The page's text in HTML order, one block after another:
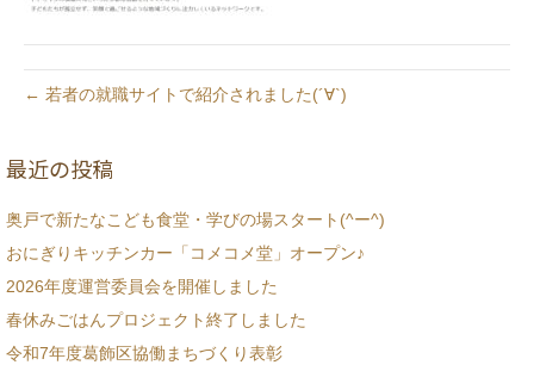
← 若者の就職サイトで紹介されました(´∀`)
最近の投稿
奥戸で新たなこども食堂・学びの場スタート(^ー^)
おにぎりキッチンカー「コメコメ堂」オープン♪
2026年度運営委員会を開催しました
春休みごはんプロジェクト終了しました
令和7年度葛飾区協働まちづくり表彰